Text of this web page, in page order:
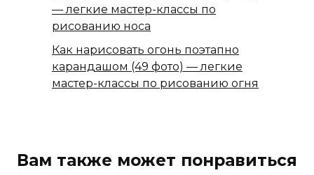
— легкие мастер-классы по
рисованию носа
Как нарисовать огонь поэтапно
карандашом (49 фото) — легкие
мастер-классы по рисованию огня
Вам также может понравиться